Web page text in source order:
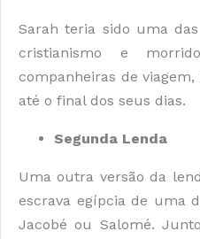
Sarah teria sido uma
cristianismo e
companheiras de
até o final dos seus dias.
Segunda Lenda
Uma outra versão da
escrava egípcia de uma
Jacobé ou Salomé.